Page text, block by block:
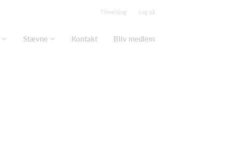
Tilmelding Log på
Stævne Kontakt Bliv medlem